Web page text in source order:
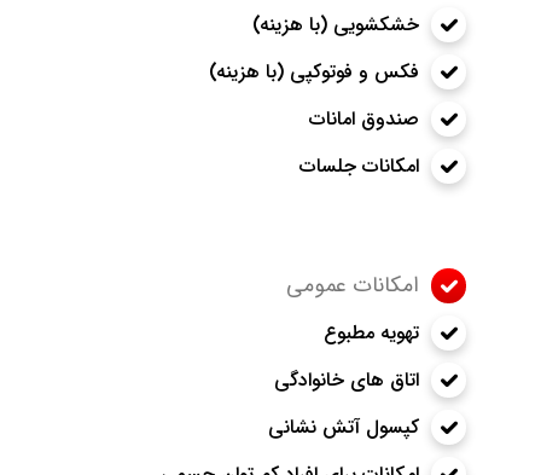
خشکشویی (با هزینه)
فکس و فوتوکپی (با هزینه)
صندوق امانات
امکانات جلسات
امکانات عمومی
تهویه مطبوع
اتاق های خانوادگی
کپسول آتش نشانی